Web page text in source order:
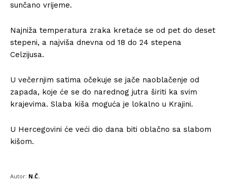
sunčano vrijeme.
Najniža temperatura zraka kretaće se od pet do deset
stepeni, a najviša dnevna od 18 do 24 stepena
Celzijusa.
U večernjim satima očekuje se jače naoblačenje od
zapada, koje će se do narednog jutra širiti ka svim
krajevima. Slaba kiša moguća je lokalno u Krajini.
U Hercegovini će veći dio dana biti oblačno sa slabom
kišom.
Autor: N.Č.